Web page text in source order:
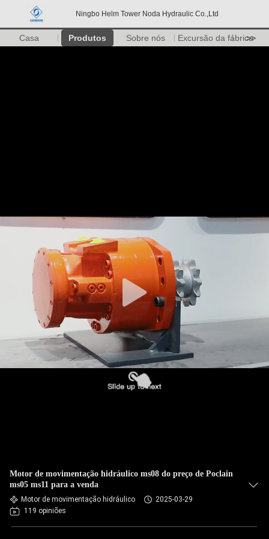
Ningbo Helm Tower Noda Hydraulic Co.,Ltd
Casa Produtos Sobre nós Excursão da fábrica
>>
Motor de movimentação hidráulico ms08 do preço de Poclain
ms05 ms11 para a venda
Motor de movimentação hidráulico
2025-03-29
119 opiniões